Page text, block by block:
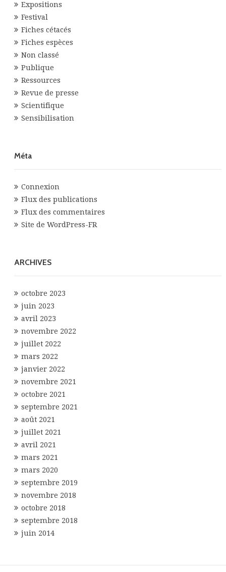
Expositions
Festival
Fiches cétacés
Fiches espèces
Non classé
Publique
Ressources
Revue de presse
Scientifique
Sensibilisation
Méta
Connexion
Flux des publications
Flux des commentaires
Site de WordPress-FR
ARCHIVES
octobre 2023
juin 2023
avril 2023
novembre 2022
juillet 2022
mars 2022
janvier 2022
novembre 2021
octobre 2021
septembre 2021
août 2021
juillet 2021
avril 2021
mars 2021
mars 2020
septembre 2019
novembre 2018
octobre 2018
septembre 2018
juin 2014